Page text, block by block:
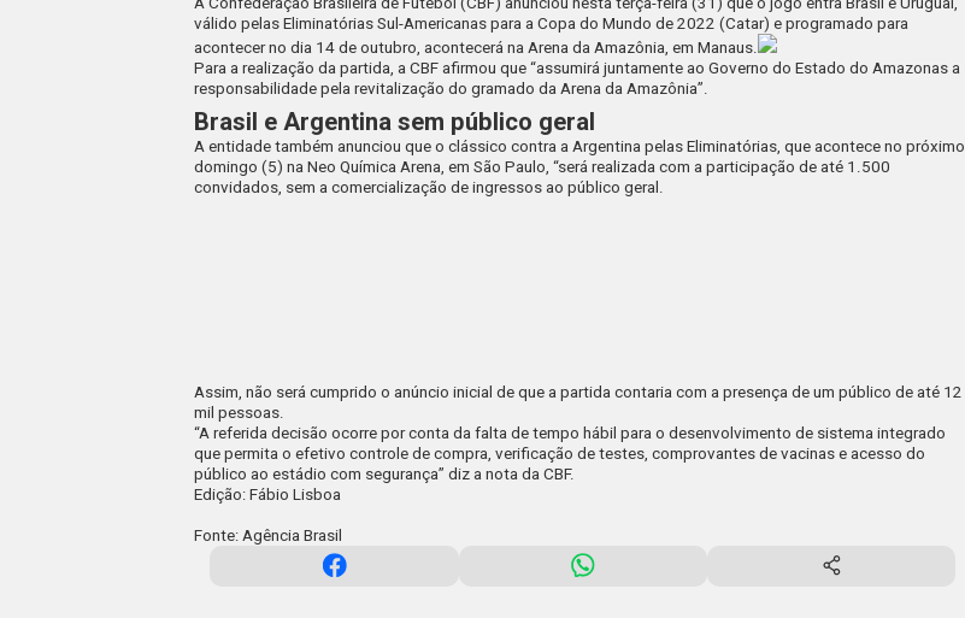
válido pelas Eliminatórias Sul-Americanas para a Copa do Mundo de 2022 (Catar) e programado para
acontecer no dia 14 de outubro, acontecerá na Arena da Amazônia, em Manaus.
Para a realização da partida, a CBF afirmou que “assumirá juntamente ao Governo do Estado do Amazonas a
responsabilidade pela revitalização do gramado da Arena da Amazônia”.
Brasil e Argentina sem público geral
A entidade também anunciou que o clássico contra a Argentina pelas Eliminatórias, que acontece no próximo
domingo (5) na Neo Química Arena, em São Paulo, “será realizada com a participação de até 1.500
convidados, sem a comercialização de ingressos ao público geral.
Assim, não será cumprido oanúncio inicial de que a partida contaria com a presença de um público de até 12
mil pessoas.
“A referida decisão ocorre por conta da falta de tempo hábil para o desenvolvimento de sistema integrado
que permita o efetivo controle de compra, verificação de testes, comprovantes de vacinas e acesso do
público ao estádio com segurança” diz anota da CBF.
Edição: Fábio Lisboa
Fonte: Agência Brasil